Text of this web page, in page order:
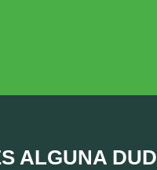
ALGUNA